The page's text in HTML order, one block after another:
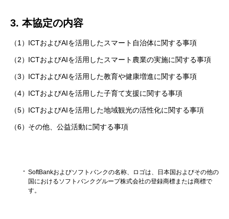
3. 本協定の内容
（1） ICTおよびAIを活用したスマート自治体に関する事項
（2） ICTおよびAIを活用したスマート農業の実施に関する事項
（3） ICTおよびAIを活用した教育や健康増進に関する事項
（4） ICTおよびAIを活用した子育て支援に関する事項
（5） ICTおよびAIを活用した地域観光の活性化に関する事項
（6） その他、公益活動に関する事項
SoftBankおよびソフトバンクの名称、ロゴは、日本国およびその他の
国におけるソフトバンクグループ株式会社の登録商標または商標で
す。